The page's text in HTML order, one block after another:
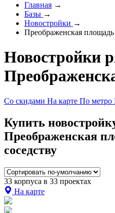
Главная →
Базы →
Новостройки →
Преображенская площадь
Новостройки
Со скидами На карте По метро
Купить
Преображенская
соседству
33 корпуса в 33 проектах
На карте